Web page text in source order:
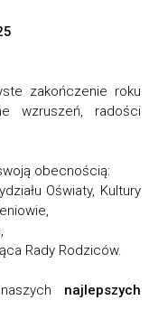
zakończenie roku
wzruszeń, radości
obecnością:
Oświaty, Kultury
Rady Rodziców.
najlepszych